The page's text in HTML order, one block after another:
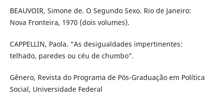
BEAUVOIR, Simone de. O Segundo Sexo. Rio de Janeiro:
Nova Fronteira, 1970 (dois volumes).
CAPPELLIN, Paola. “As desigualdades impertinentes:
telhado, paredes ou céu de chumbo”.
Gênero, Revista do Programa de Pós-Graduação em Política
Social, Universidade Federal